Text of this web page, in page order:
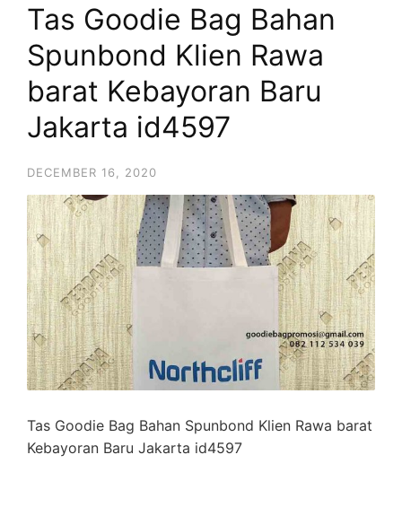
Tas Goodie Bag Bahan
Spunbond Klien Rawa
barat Kebayoran Baru
Jakarta id4597
DECEMBER 16, 2020
Tas Goodie Bag Bahan Spunbond Klien Rawa barat
Kebayoran Baru Jakarta id4597